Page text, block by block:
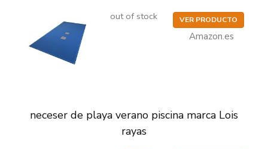
out of stock VER PRODUCTO
Amazon.es
neceser de playa verano piscina marca Lois
rayas